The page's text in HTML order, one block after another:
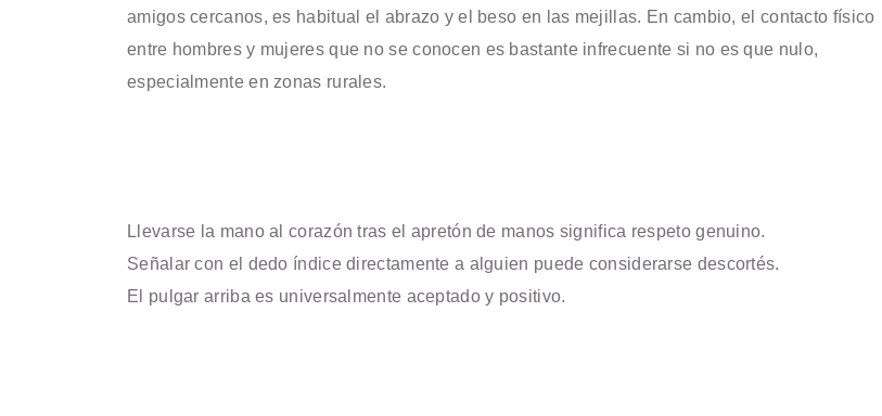
amigos cercanos, es habitual el abrazo y el beso en las mejillas. En cambio, el contacto físico
entre hombres y mujeres que no se conocen es bastante infrecuente si no es que nulo,
especialmente en zonas rurales.
Llevarse la mano al corazón tras el apretón de manos significa respeto genuino.
Señalar con el dedo índice directamente a alguien puede considerarse descortés.
El pulgar arriba es universalmente aceptado y positivo.